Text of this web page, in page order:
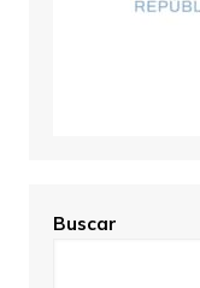
Buscar